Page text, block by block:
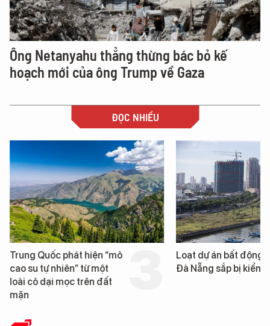
Ông Netanyahu thẳng thừng bác bỏ kế
hoạch mới của ông Trump về Gaza
ĐỌC NHIỀU
Trung Quốc phát hiện “mỏ
cao su tự nhiên” từ một
loài cỏ dại mọc trên đất
mặn
Loạt dự án bất động
Đà Nẵng sắp bị kiểm